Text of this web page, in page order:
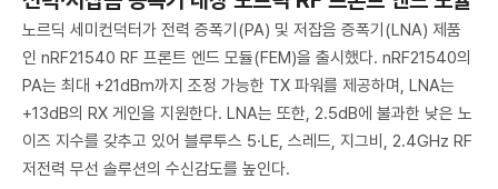
노르딕 세미컨덕터가 전력 증폭기(PA) 및 저잡음 증폭기(LNA) 제품
인 nRF21540 RF 프론트 엔드 모듈(FEM)을 출시했다. nRF21540의
PA는 최대 +21dBm까지 조정 가능한 TX 파워를 제공하며, LNA는
+13dB의 RX 게인을 지원한다. LNA는 또한, 2.5dB에 불과한 낮은 노
이즈 지수를 갖추고 있어 블루투스 5·LE, 스레드, 지그비, 2.4GHz RF
저전력 무선 솔루션의 수신감도를 높인다.